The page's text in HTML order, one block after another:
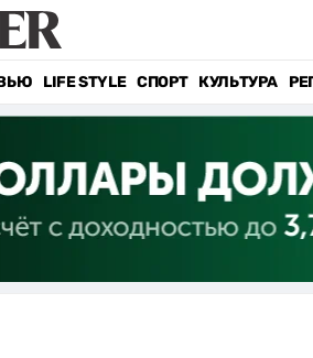
LIFE STYLE СПОРТ КУЛЬТУРА